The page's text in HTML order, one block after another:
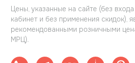
Цены, указанные на сайте (без
кабинет и без применения скидок),
рекомендованными розничными
МРЦ).